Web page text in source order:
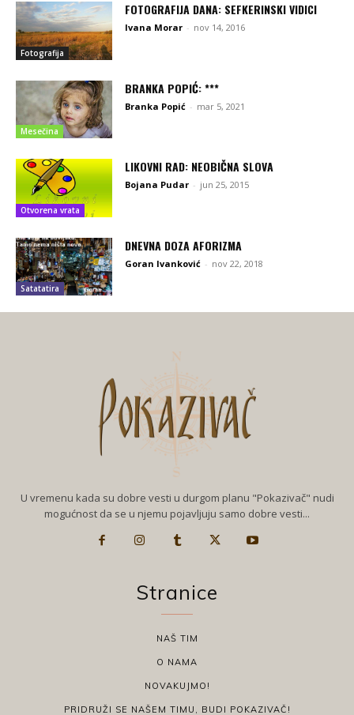
Fotografija
FOTOGRAFIJA DANA: SEFKERINSKI VIDICI
Ivana Morar - nov 14, 2016
Mesečina
BRANKA POPIĆ: ***
Branka Popić - mar 5, 2021
Otvorena vrata
LIKOVNI RAD: NEOBIČNA SLOVA
Bojana Pudar - jun 25, 2015
Satatatira
DNEVNA DOZA AFORIZMA
Goran Ivanković - nov 22, 2018
U vremenu kada su dobre vesti u durgom planu "Pokazivač" nudi
mogućnost da se u njemu pojavljuju samo dobre vesti...
Stranice
NAŠ TIM
O NAMA
NOVAKUJMO!
PRIDRUŽI SE NAŠEM TIMU, BUDI POKAZIVAČ!